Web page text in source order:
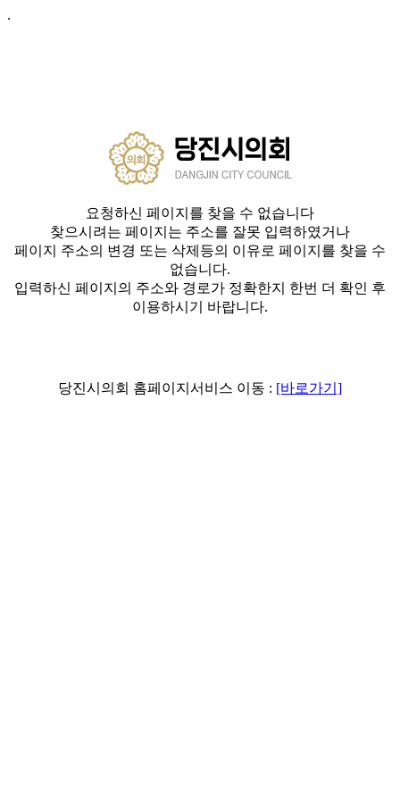
.
요청하신 페이지를 찾을 수 없습니다
찾으시려는 페이지는 주소를 잘못 입력하였거나
페이지 주소의 변경 또는 삭제등의 이유로 페이지를 찾을 수
없습니다.
입력하신 페이지의 주소와 경로가 정확한지 한번 더 확인 후
이용하시기 바랍니다.
당진시의회 홈페이지서비스 이동 : [바로가기]